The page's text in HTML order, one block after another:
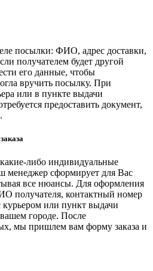
посылки: ФИО, адрес доставки,
получателем будет другой
его данные, чтобы
вручить посылку. При
или в пункте выдачи
предоставить документ,
либо индивидуальные
менеджер сформирует для Вас
все нюансы. Для оформления
получателя, контактный номер
курьером или пункт выдачи
городе. После
мы пришлем вам форму заказа и